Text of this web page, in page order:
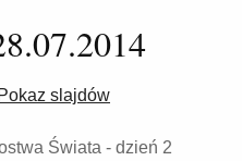
Pokaz slajdów
Świata - dzień 2